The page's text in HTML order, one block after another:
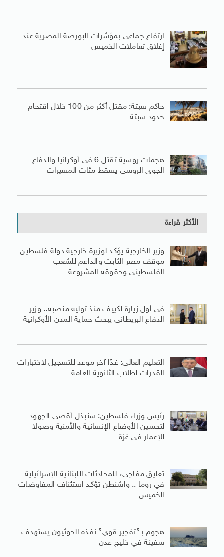
ارتفاع جماعى بمؤشرات البورصة المصرية عند
إغلاق تعاملات الخميس
حاكم سبتة: مقتل أكثر من 100 خلال اقتحام
حدود سبتة
هجمات روسية تقتل 6 فى أوكرانيا والدفاع
الجوى الروسى يسقط مئات المسيرات
الأكثر قراءة
وزير الخارجية يؤكد لوزيرة خارجية دولة فلسطين
موقف مصر الثابت والداعم للشعب
الفلسطينى وحقوقه المشروعة
فى أول زيارة لكييف منذ توليه منصبه.. وزير
الدفاع البريطانى يبحث حماية المدن الأوكرانية
التعليم العالى: غدًا آخر موعد للتسجيل لاختبارات
القدرات لطلاب الثانوية العامة
رئيس وزراء فلسطين: سنبذل أقصى الجهود
لتحسين الأوضاع الإنسانية والأمنية وصولا
للإعمار فى غزة
تعليق مفاجىء للمحادثات اللبنانية الإسرائيلية
في روما .. واشنطن تؤكد استئناف المفاوضات
الخميس
هجوم بـ”تفجير قوي” نفذه الحوثيون يستهدف
سفينة في خليج عدن